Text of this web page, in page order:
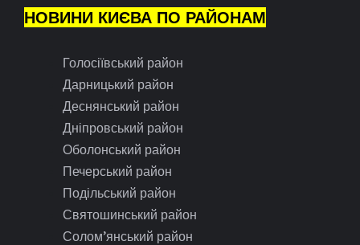
НОВИНИ КИЄВА ПО РАЙОНАМ
Голосіївський район
Дарницький район
Деснянський район
Дніпровський район
Оболонський район
Печерський район
Подільський район
Святошинський район
Солом’янський район